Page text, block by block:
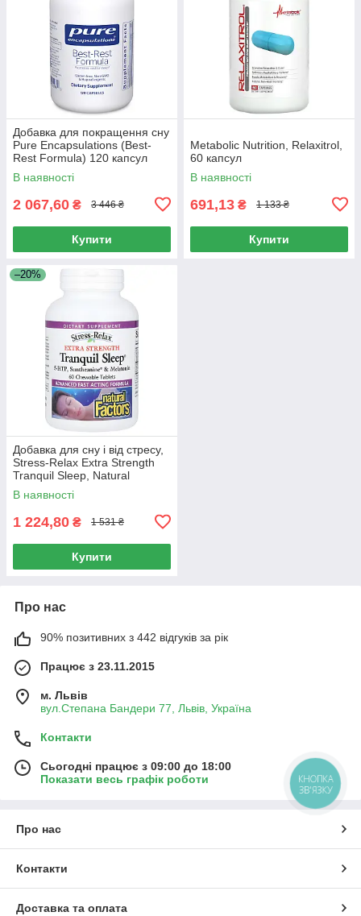
Добавка для покращення сну
Pure Encapsulations (Best-
Rest Formula) 120 капсул
В наявності
2 067,60 ₴ 3 446 ₴
Купити
Metabolic Nutrition, Relaxitrol,
60 капсул
В наявності
691,13 ₴ 1 133 ₴
Купити
–20%
Добавка для сну і від стресу,
Stress-Relax Extra Strength
Tranquil Sleep, Natural
Factors, 60 жувальних
таблеток
В наявності
1 224,80 ₴ 1 531 ₴
Купити
Про нас
90% позитивних з 442 відгуків за рік
Працює з 23.11.2015
м. Львів
вул.Степана Бандери 77, Львів, Україна
Контакти
Сьогодні працює з 09:00 до 18:00
Показати весь графік роботи
Про нас
Контакти
Доставка та оплата
КНОПКА
ЗВ'ЯЗКУ